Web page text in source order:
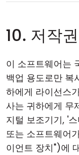
10. 저작권
이 소프트웨어는
백업 용도로만 복
하에게 라이선스
사는 귀하에게 무
지털 보조기기, '
또는 소프트웨어
이언트 장치")에